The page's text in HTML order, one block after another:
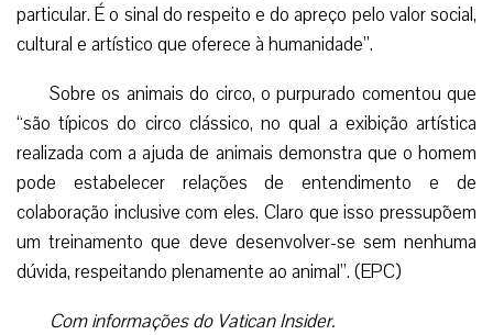
particular. É o sinal do respeito e do apreço pelo valor social,
cultural e artístico que oferece à humanidade”.
Sobre os animais do circo, o purpurado comentou que
“são típicos do circo clássico, no qual a exibição artística
realizada com a ajuda de animais demonstra que o homem
pode estabelecer relações de entendimento e de
colaboração inclusive com eles. Claro que isso pressupõem
um treinamento que deve desenvolver-se sem nenhuma
dúvida, respeitando plenamente ao animal”. (EPC)
Com informações do Vatican Insider.